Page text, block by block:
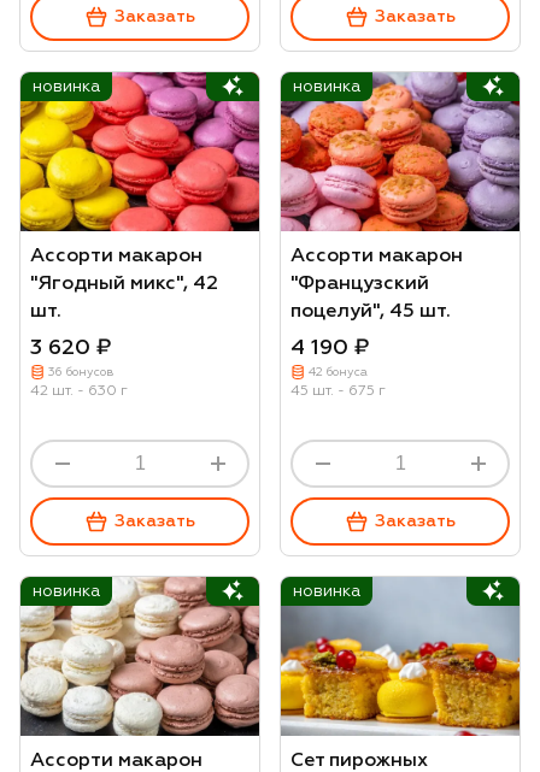
Заказать Заказать
новинка
Ассорти макарон
"Ягодный микс", 42
шт.
3 620 ₽
36 бонусов
42 шт. - 630 г
Заказать
новинка
Ассорти макарон
"Французский
поцелуй", 45 шт.
4 190 ₽
42 бонуса
45 шт. - 675 г
Заказать
новинка
Ассорти макарон
новинка
Сет пирожных